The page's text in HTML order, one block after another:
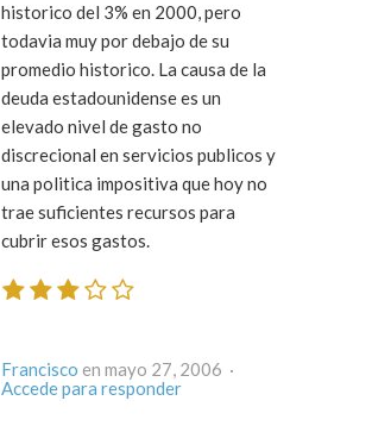
historico del 3% en 2000, pero
todavia muy por debajo de su
promedio historico. La causa de la
deuda estadounidense es un
elevado nivel de gasto no
discrecional en servicios publicos y
una politica impositiva que hoy no
trae suficientes recursos para
cubrir esos gastos.
Francisco
en mayo 27, 2006 ·
Accede para responder